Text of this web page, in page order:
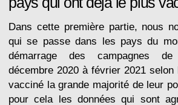
Dans cette première partie, nous
qui se passe dans les pays du
démarrage des campagnes
décembre 2020 à février 2021
vacciné la grande majorité de leur
pour cela les données qui sont